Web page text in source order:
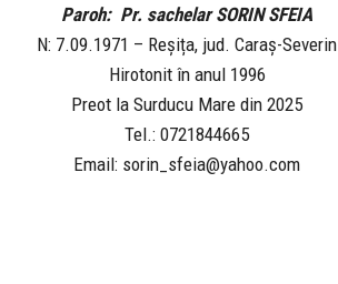
Paroh: Pr. sachelar SORIN SFEIA
N: 7.09.1971 – Reșița, jud. Caraș-Severin
Hirotonit în anul 1996
Preot la Surducu Mare din 2025
Tel.: 0721844665
Email: sorin_sfeia@yahoo.com